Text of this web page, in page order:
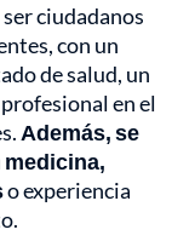
ciudadanos
con un
de salud, un
en el
Además, se
o experiencia